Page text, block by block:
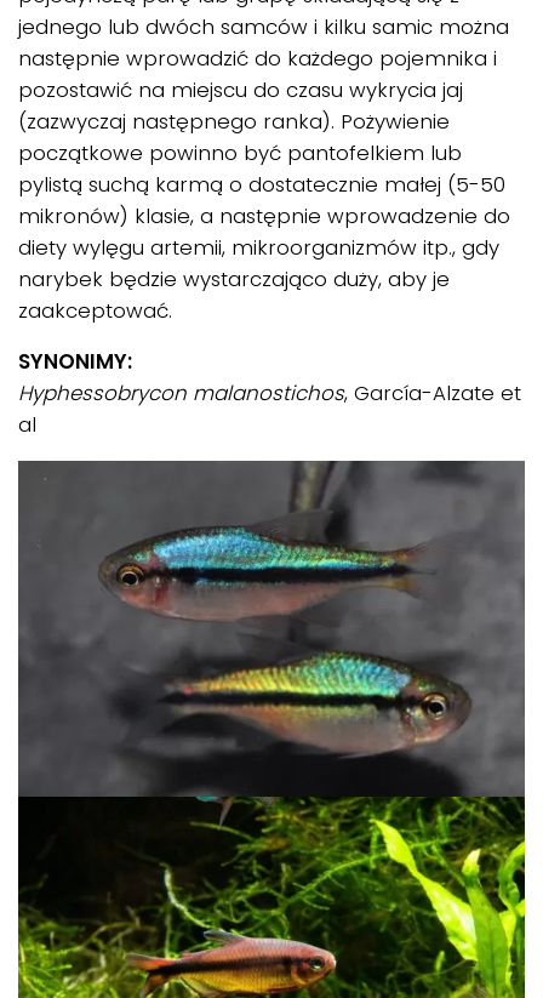
jednego lub dwóch samców i kilku samic można
następnie wprowadzić do każdego pojemnika i
pozostawić na miejscu do czasu wykrycia jaj
(zazwyczaj następnego ranka). Pożywienie
początkowe powinno być pantofelkiem lub
pylistą suchą karmą o dostatecznie małej (5-50
mikronów) klasie, a następnie wprowadzenie do
diety wylęgu artemii, mikroorganizmów itp., gdy
narybek będzie wystarczająco duży, aby je
zaakceptować.
SYNONIMY:
Hyphessobrycon malanostichos, García-Alzate et
al